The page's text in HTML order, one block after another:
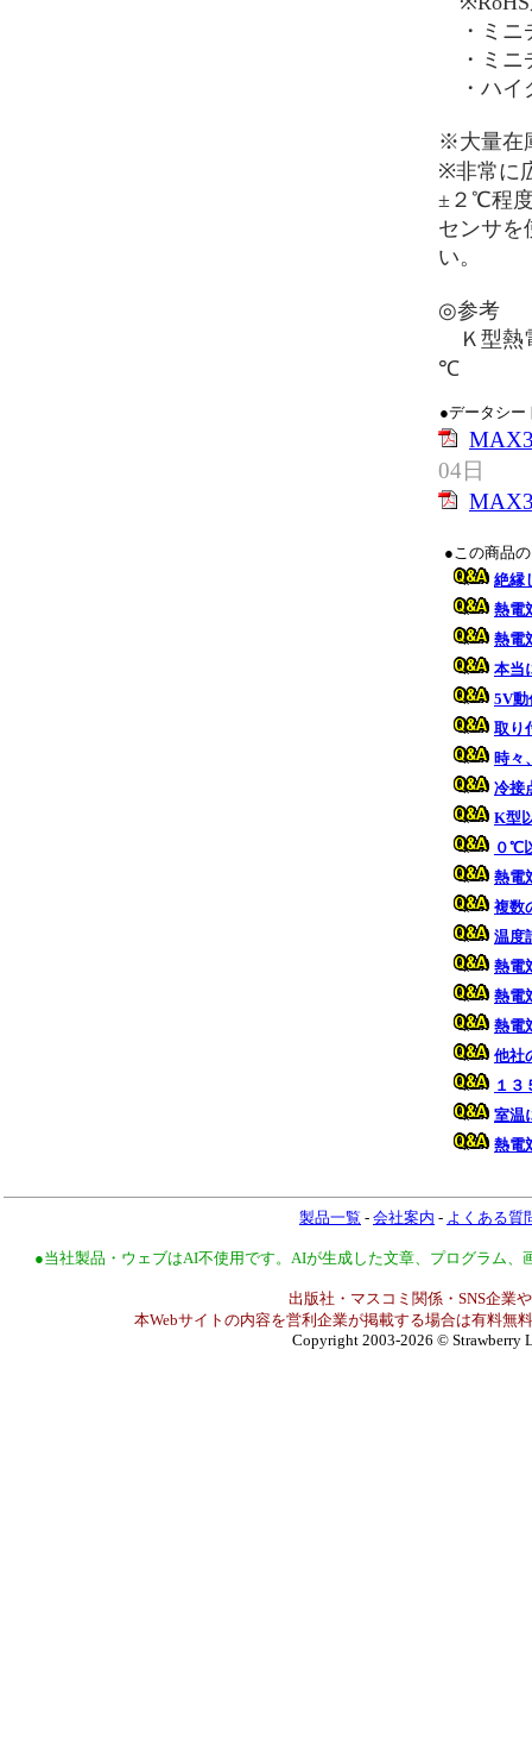
・ミニ
・ミニ
・ハイ
※大量在
※非常に
±２℃程
センサを
い。
◎参考
Ｋ型熱
℃
●データシー
04日
●この商品
絶縁
熱電
熱電
本当
5V動
取り
時々
冷接
K型
０℃
熱電
複数
温度
熱電
熱電
熱電
他社
１３
室温
熱電
製品一覧 - 会社案内 - よくある質
●当社製品・ウェブはAI不使用です。AIが生成した文章、プログラム
出版社・マスコミ関係・SNS企業
本Webサイトの内容を営利企業が掲載する場合は有料無
Copyright 2003-2026 © Strawberry